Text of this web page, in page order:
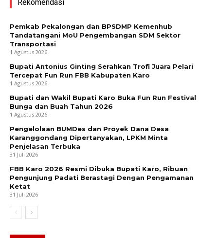
Rekomendasi
Pemkab Pekalongan dan BPSDMP Kemenhub
Tandatangani MoU Pengembangan SDM Sektor
Transportasi
1 Agustus 2026
Bupati Antonius Ginting Serahkan Trofi Juara Pelari
Tercepat Fun Run FBB Kabupaten Karo
1 Agustus 2026
Bupati dan Wakil Bupati Karo Buka Fun Run Festival
Bunga dan Buah Tahun 2026
1 Agustus 2026
Pengelolaan BUMDes dan Proyek Dana Desa
Karanggondang Dipertanyakan, LPKM Minta
Penjelasan Terbuka
31 Juli 2026
FBB Karo 2026 Resmi Dibuka Bupati Karo, Ribuan
Pengunjung Padati Berastagi Dengan Pengamanan
Ketat
31 Juli 2026